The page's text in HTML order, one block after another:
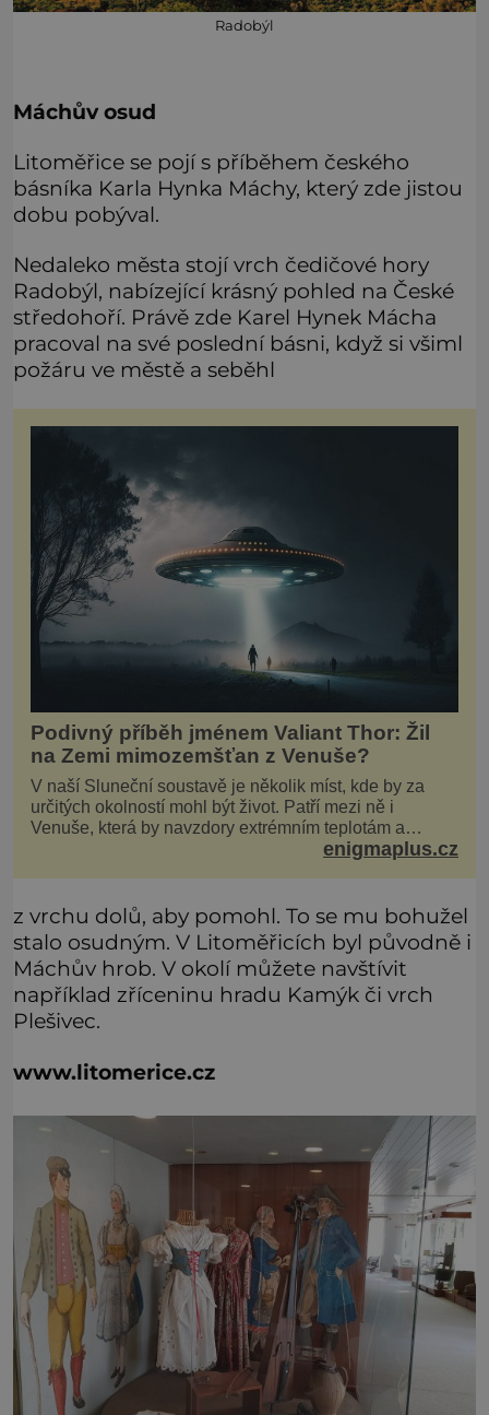
Radobýl
Máchův osud
Litoměřice se pojí s příběhem českého
básníka Karla Hynka Máchy, který zde jistou
dobu pobýval.
Nedaleko města stojí vrch čedičové hory
Radobýl, nabízející krásný pohled na České
středohoří. Právě zde Karel Hynek Mácha
pracoval na své poslední básni, když si všiml
požáru ve městě a seběhl
Podivný příběh jménem Valiant Thor: Žil
na Zemi mimozemšťan z Venuše?
V naší Sluneční soustavě je několik míst, kde by za
určitých okolností mohl být život. Patří mezi ně i
Venuše, která by navzdory extrémním teplotám a
smrtícímu složení atmosféry teoreticky mohla ukrývat
enigmaplus.cz
z vrchu dolů, aby pomohl. To se mu bohužel
stalo osudným. V Litoměřicích byl původně i
Máchův hrob. V okolí můžete navštívit
například zříceninu hradu Kamýk či vrch
Plešivec.
www.litomerice.cz